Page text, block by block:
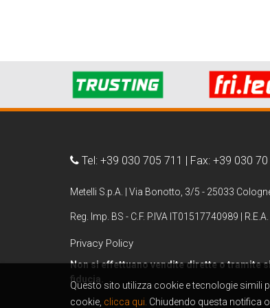
Tel: +39 030 705 711 | Fax: +39 030
Metelli S.p.A. | Via Bonotto, 3/5 - 25033
Reg. Imp. BS - C.F. P.IVA IT01517740989 |
Privacy Policy
Non si effettuano vendite dirette o tramite
fiducia.
Questo sito utilizza cookie e tecnologie simili
cookie, clicca qui. Chiudendo questa notifica